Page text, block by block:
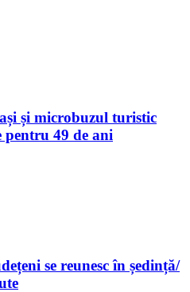
și microbuzul turistic
pentru 49 de ani
se reunesc în ședință/